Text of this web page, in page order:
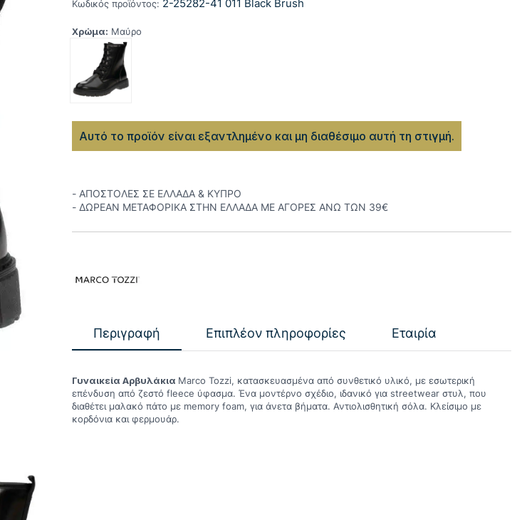
Κωδικός προϊόντος: 2-25282-41 011 Black Brush
Χρώμα: Μαύρο
Αυτό το προϊόν είναι εξαντλημένο και μη διαθέσιμο αυτή τη στιγμή.
- ΑΠΟΣΤΟΛΕΣ ΣΕ ΕΛΛΑΔΑ & ΚΥΠΡΟ
- ΔΩΡΕΑΝ ΜΕΤΑΦΟΡΙΚΑ ΣΤΗΝ ΕΛΛΑΔΑ ΜΕ ΑΓΟΡΕΣ ΑΝΩ ΤΩΝ 39€
Περιγραφή Επιπλέον πληροφορίες Εταιρία
Γυναικεία Αρβυλάκια Marco Tozzi, κατασκευασμένα από συνθετικό υλικό, με εσωτερική
επένδυση από ζεστό fleece ύφασμα. Ένα μοντέρνο σχέδιο, ιδανικό για streetwear στυλ, που
διαθέτει μαλακό πάτο με memory foam, για άνετα βήματα. Αντιολισθητική σόλα. Κλείσιμο με
κορδόνια και φερμουάρ.